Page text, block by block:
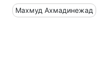
Махмуд Ахмадинежад